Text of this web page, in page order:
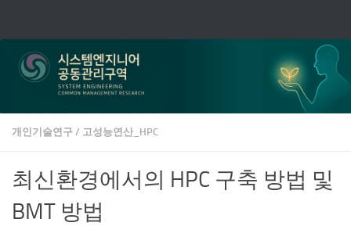
개인기술연구 / 고성능연산_HPC
최신환경에서의 HPC 구축 방법 및
BMT 방법